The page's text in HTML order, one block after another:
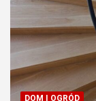
DOM I OGRÓD